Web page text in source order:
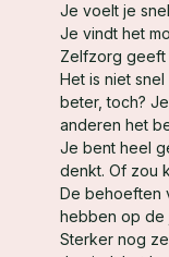
Je voelt je
Je vindt het
Zelfzorg geeft
Het is niet
beter, toch?
anderen het
Je bent heel
denkt. Of zou
De behoeften
hebben op de
Sterker nog